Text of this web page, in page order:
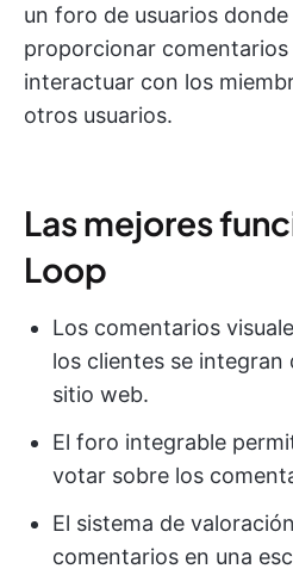
un foro de usuarios
proporcionar
interactuar con los
otros usuarios.
Las mejores
Loop
Los comentarios
los clientes se integran
sitio web.
El foro integrable
votar sobre los
El sistema de
comentarios en una